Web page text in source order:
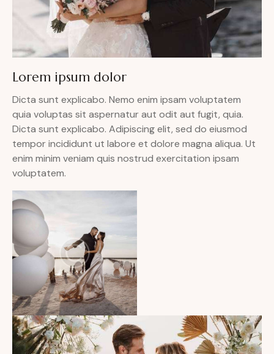
Lorem ipsum dolor
Dicta sunt explicabo. Nemo enim ipsam voluptatem
quia voluptas sit aspernatur aut odit aut fugit, quia.
Dicta sunt explicabo. Adipiscing elit, sed do eiusmod
tempor incididunt ut labore et dolore magna aliqua. Ut
enim minim veniam quis nostrud exercitation ipsam
voluptatem.